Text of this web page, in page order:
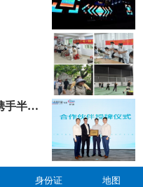
十年死磕雷达，“中国雷达一哥”携手半导体龙头“重新发明毫米波”
身份证 地图